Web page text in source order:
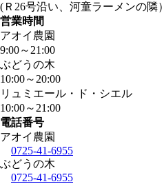
(Ｒ26号沿い、河童ラーメンの隣）
営業時間
アオイ農園
9:00～ 21:00
ぶどうの木
10:00～ 20:00
リュミエール・ド・シエル
10:00～ 21:00
電話番号
アオイ農園
0725-41-6955
ぶどうの木
0725-41-6955